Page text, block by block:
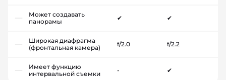
Может создавать
панорамы
✔ ✔
Широкая диафрагма
(фронтальная камера)
f/2.0 f/2.2
Имеет функцию
интервальной съемки
- ✔